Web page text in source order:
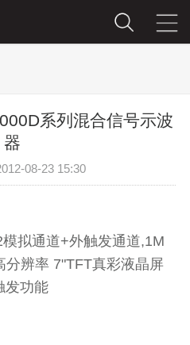
系列混合信号示波
器
08-23 15:30
拟通道+外触发通道,1M
辨率 7"TFT真彩液晶屏
发功能